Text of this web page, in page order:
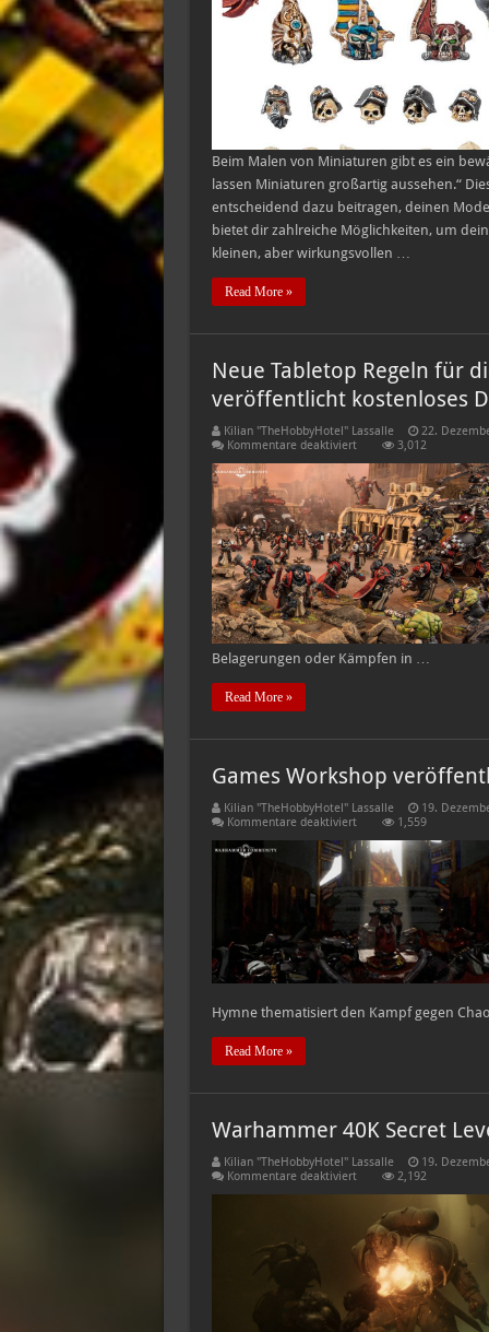
Beim Malen von Miniaturen gibt es ein
lassen Miniaturen großartig aussehen.“
entscheidend dazu beitragen, deinen
bietet dir zahlreiche Möglichkeiten, um
kleinen, aber wirkungsvollen …
Read More »
Neue Tabletop Regeln für
veröffentlicht kostenloses
Kilian "TheHobbyHotel" Lassalle 22.
Kommentare deaktiviertfür
Tabletop
Regeln
für
die
Black
Templars!
–
Games
Workshop
veröffentlicht
kostenloses
Detachment
3,012
Belagerungen oder Kämpfen in …
Read More »
Games Workshop
Kilian "TheHobbyHotel" Lassalle 19.
Kommentare deaktiviertfür
Workshop
veröffentlicht
erste
Warhammer
40K
Hymne
1,559
Hymne thematisiert den Kampf gegen
Read More »
Warhammer 40K Secret
Kilian "TheHobbyHotel" Lassalle 19.
Kommentare deaktiviertfür
Secret
Level
–
Die
Kultisten
des
Chaos
erklärt!
2,192